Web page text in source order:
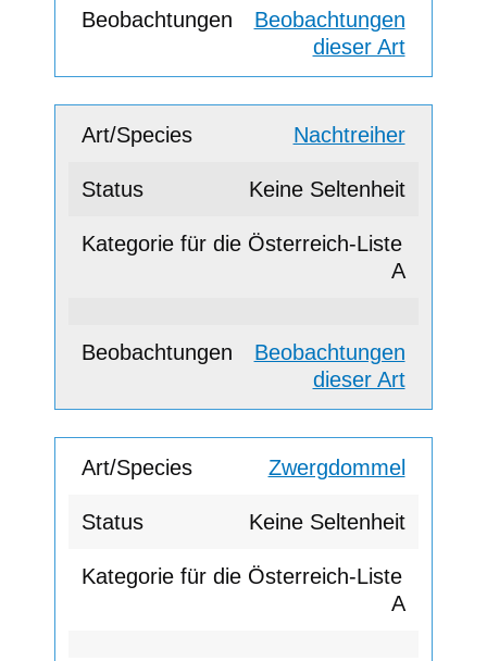
Beobachtungen
dieser Art
Nachtreiher
Keine Seltenheit
A
Beobachtungen
dieser Art
Zwergdommel
Keine Seltenheit
A